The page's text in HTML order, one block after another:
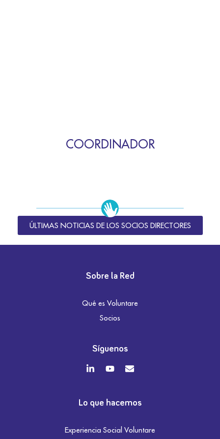
COORDINADOR
ÚLTIMAS NOTICIAS DE LOS SOCIOS DIRECTORES
Sobre la Red
Qué es Voluntare
Socios
Síguenos
Lo que hacemos
Experiencia Social Voluntare